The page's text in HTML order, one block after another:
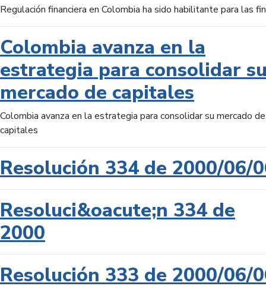
Regulación financiera en Colombia ha sido habilitante para las
Colombia avanza en la
estrategia para consolidar
mercado de capitales
Colombia avanza en la estrategia para consolidar su mercado de
capitales
Resolución 334 de 2000/06/
Resoluci&oacute;n 334 de
2000
Resolución 333 de 2000/06/